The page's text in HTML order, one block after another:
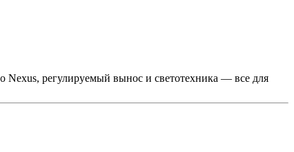
Nexus, регулируемый вынос и светотехника — все для